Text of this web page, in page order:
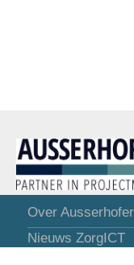
Over
Nieuws ZorgICT